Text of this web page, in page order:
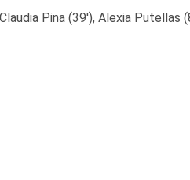
Pina (39′), Alexia Putellas